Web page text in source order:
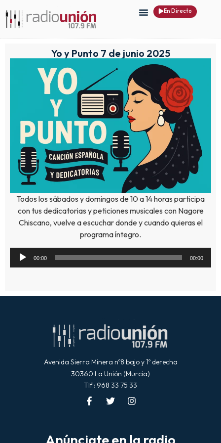
En Directo
Yo y Punto 7 de junio 2025
Todos los sábados y domingos de 10 a 14 horas participa
con tus dedicatorias y peticiones musicales con Nagore
Chiscano, vuelve a escuchar donde y cuando quieras el
programa íntegro.
Reproductor
00:00 00:00
Avenida Sierra Minera nº8 bajo y 1º derecha
30360 La Unión (Murcia)
Tlf.: 968 33 75 33
Anúnciate en la radio